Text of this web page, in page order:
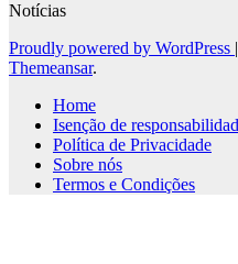
Notícias
Proudly powered by WordPress |
Themeansar.
Home
Isenção de
Política de Privacidade
Sobre nós
Termos e Condições